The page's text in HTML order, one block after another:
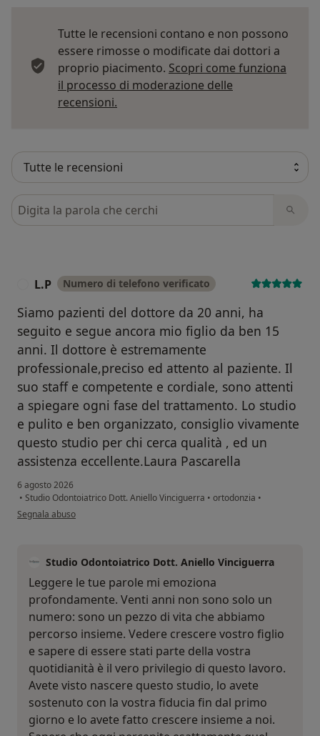
Tutte le recensioni contano e non possono
essere rimosse o modificate dai dottori a
proprio piacimento. Scopri come funziona
il processo di moderazione delle
recensioni.
Cerca nelle recensioni
L.P Numero di telefono verificato
Siamo pazienti del dottore da 20 anni, ha
seguito e segue ancora mio figlio da ben 15
anni. Il dottore è estremamente
professionale,preciso ed attento al paziente. Il
suo staff e competente e cordiale, sono attenti
a spiegare ogni fase del trattamento. Lo studio
e pulito e ben organizzato, consiglio vivamente
questo studio per chi cerca qualità , ed un
assistenza eccellente.Laura Pascarella
6 agosto 2026
• Studio Odontoiatrico Dott. Aniello Vinciguerra • ortodonzia •
secondo l'opinione dell'utente L.P
Segnala abuso
Studio Odontoiatrico Dott. Aniello Vinciguerra
Leggere le tue parole mi emoziona
profondamente. Venti anni non sono solo un
numero: sono un pezzo di vita che abbiamo
percorso insieme. Vedere crescere vostro figlio
e sapere di essere stati parte della vostra
quotidianità è il vero privilegio di questo lavoro.
Avete visto nascere questo studio, lo avete
sostenuto con la vostra fiducia fin dal primo
giorno e lo avete fatto crescere insieme a noi.